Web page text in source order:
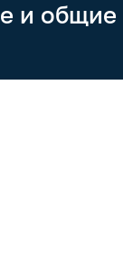
и общие